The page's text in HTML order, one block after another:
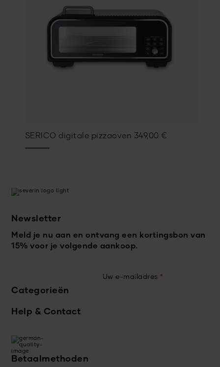
SERICO digitale pizzaoven 349,00 €
Newsletter
Meld je nu aan en ontvang een kortingsbon van
15% voor je volgende aankoop.
Uw e-mailadres *
Categorieën
Help & Contact
Betaalmethoden